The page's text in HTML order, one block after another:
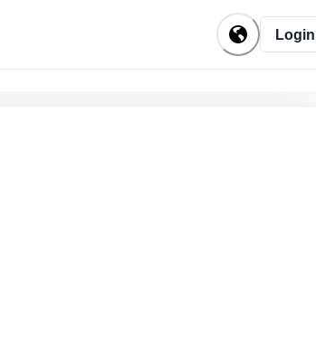
Login